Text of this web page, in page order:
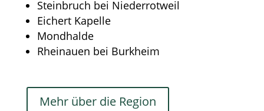
Steinbruch bei Niederrotweil
Eichert Kapelle
Mondhalde
Rheinauen bei Burkheim
Mehr über die Region